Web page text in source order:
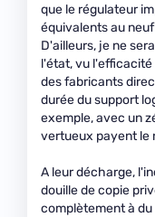
que le régulateur
équivalents au
D'ailleurs, je ne
l'état, vu
des fabricants
durée du support
exemple, avec un
vertueux payent le
A leur décharge,
douille de copie
complètement à